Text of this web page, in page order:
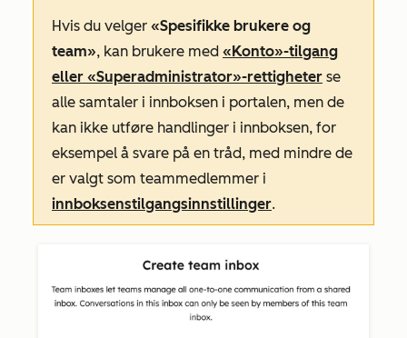
Hvis du velger «Spesifikke brukere og
team», kan brukere med «Konto»-tilgang
eller «Superadministrator»-rettigheter se
alle samtaler i innboksen i portalen, men de
kan ikke utføre handlinger i innboksen, for
eksempel å svare på en tråd, med mindre de
er valgt som teammedlemmer i
innboksenstilgangsinnstillinger.